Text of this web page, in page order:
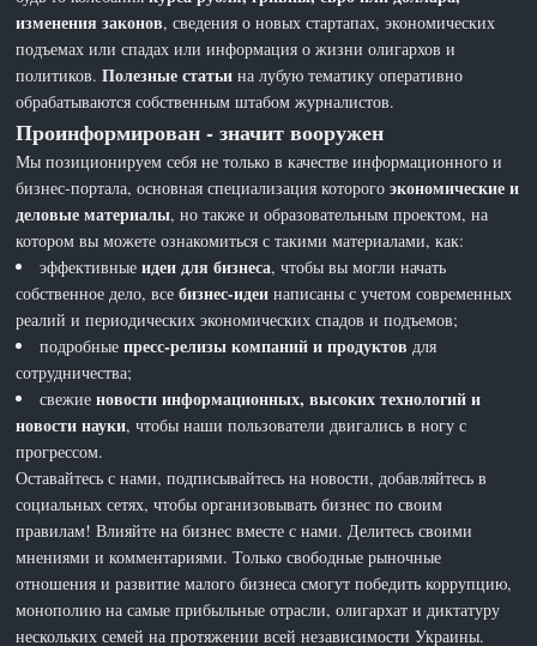
изменения законов, сведения о новых стартапах, экономических
подъемах или спадах или информация о жизни олигархов и
политиков.Полезные статьи на лубую тематику оперативно
обрабатываются собственным штабом журналистов.
Проинформирован - значит вооружен
Мы позиционируем себя не только в качестве информационного и
бизнес-портала, основная специализация которогоэкономические и
деловые материалы, но также и образовательным проектом, на
котором вы можете ознакомиться с такими материалами, как:
эффективныеидеи для бизнеса, чтобы вы могли начать
собственное дело, всебизнес-идеи написаны с учетом современных
реалий и периодических экономических спадов и подъемов;
подробныепресс-релизы компаний и продуктов для
сотрудничества;
свежиеновости информационных, высоких технологий и
новости науки, чтобы наши пользователи двигались в ногу с
прогрессом.
Оставайтесь с нами, подписывайтесь на новости, добавляйтесь в
социальных сетях, чтобы организовывать бизнес по своим
правилам! Влияйте на бизнес вместе с нами. Делитесь своими
мнениями и комментариями. Только свободные рыночные
отношения и развитие малого бизнеса смогут победить коррупцию,
монополию на самые прибыльные отрасли, олигархат и диктатуру
нескольких семей на протяжении всей независимости Украины.